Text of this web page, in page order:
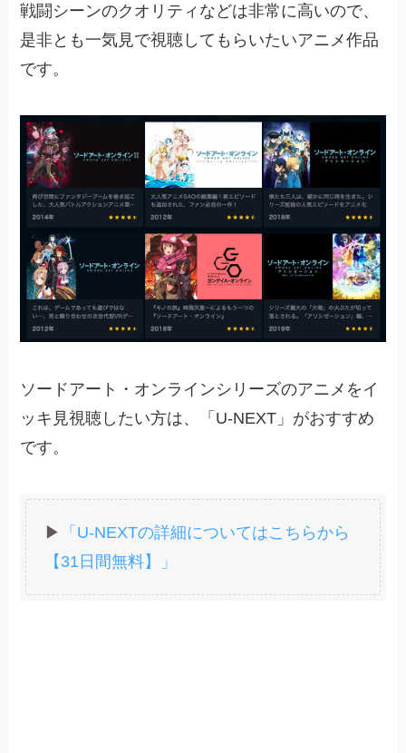
戦闘シーンのクオリティなどは非常に高いので、
是非とも一気見で視聴してもらいたいアニメ作品
です。
ソードアート・オンラインシリーズのアニメをイ
ッキ見視聴したい方は、「U-NEXT」がおすすめ
です。
▶
「U-NEXTの詳細についてはこちらから
【31日間無料】」